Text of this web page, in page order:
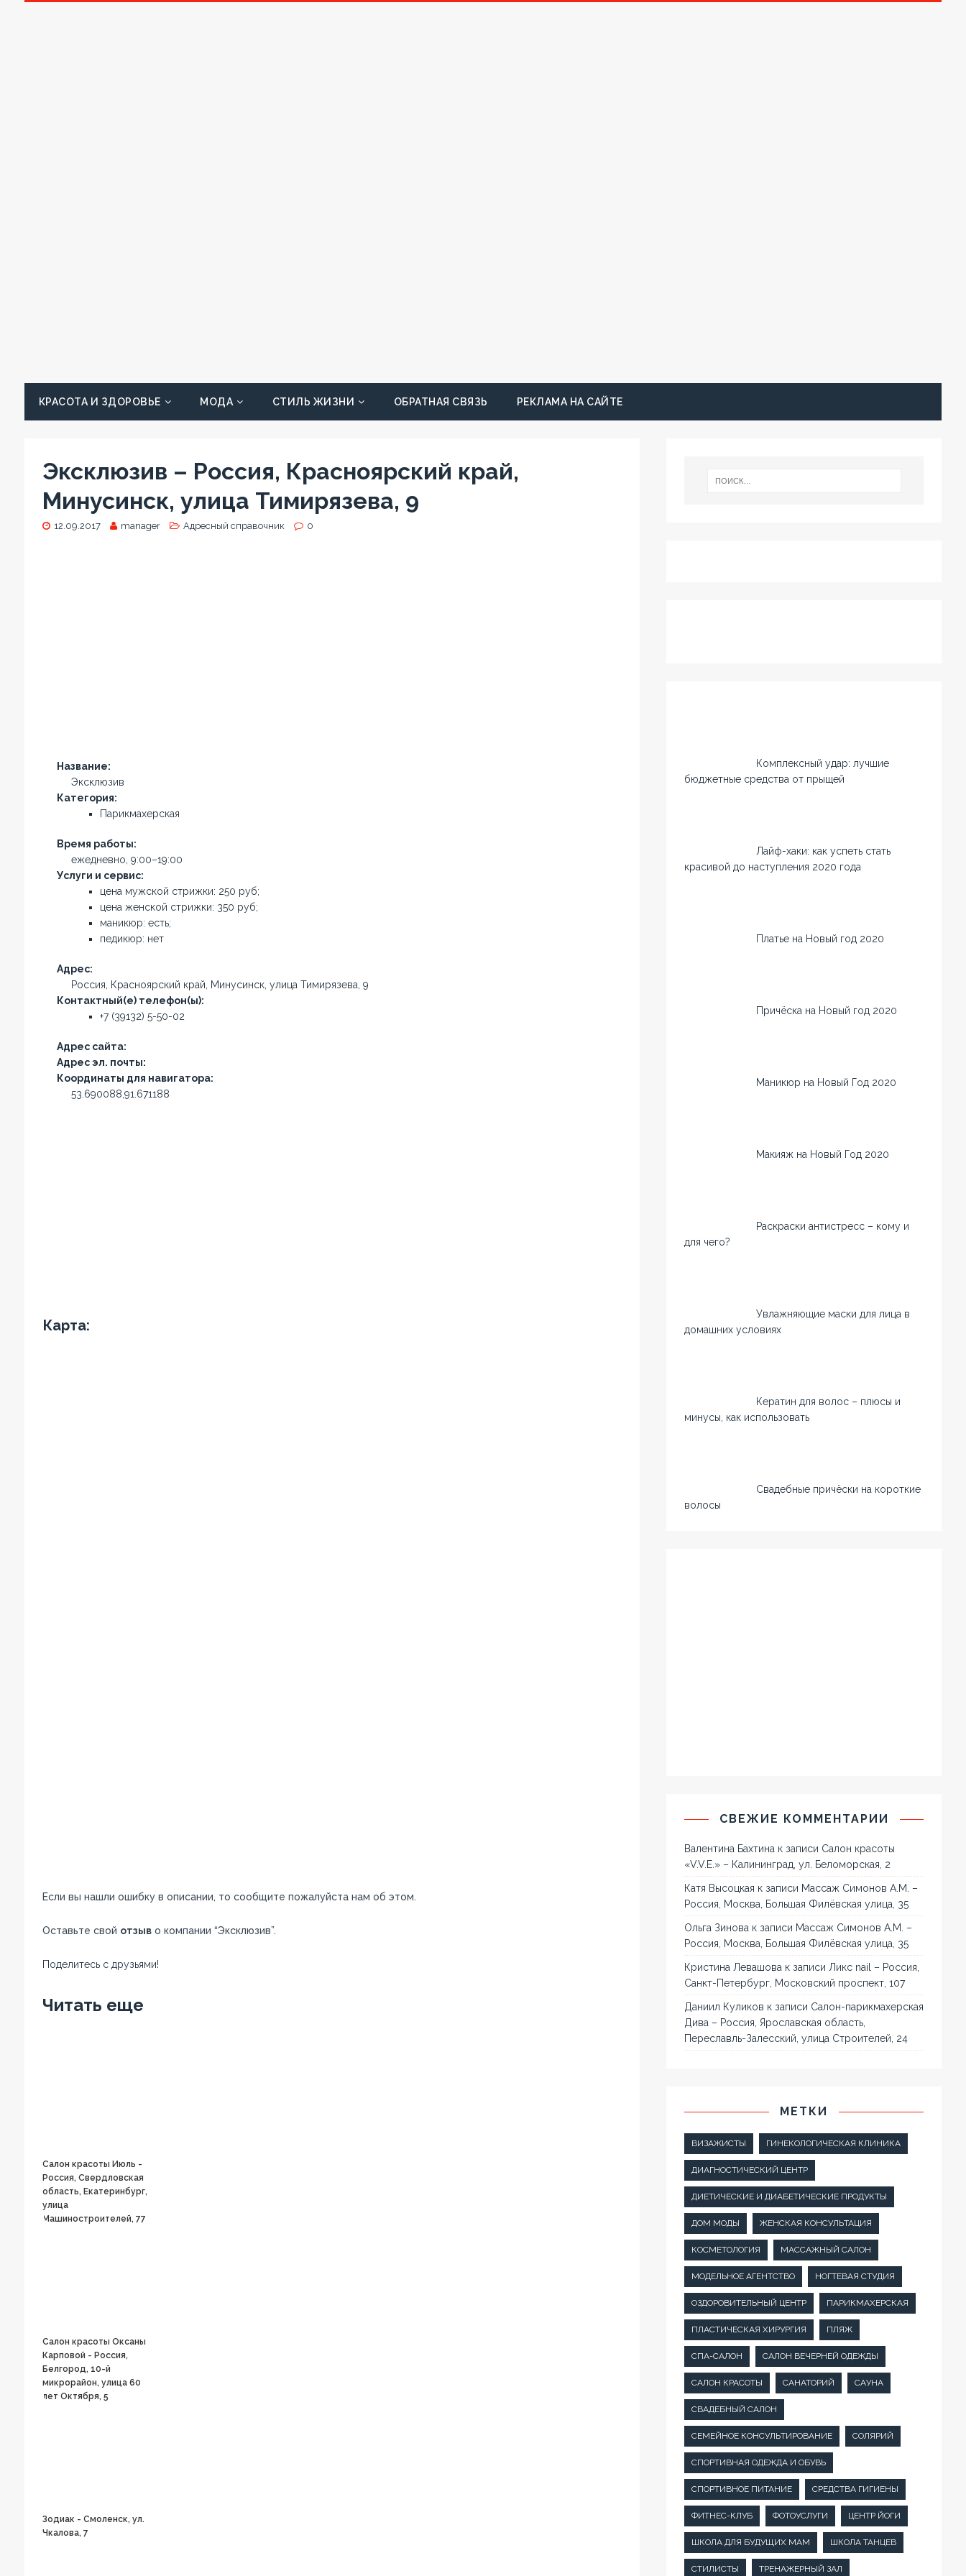
КРАСОТА И ЗДОРОВЬЕ МОДА СТИЛЬ ЖИЗНИ ОБРАТНАЯ СВЯЗЬ РЕКЛАМА НА САЙТЕ
Эксклюзив – Россия, Красноярский край,
Минусинск, улица Тимирязева, 9
12.09.2017 manager Адресный справочник 0
Название:
Эксклюзив
Категория:
Парикмахерская
Время работы:
ежедневно, 9:00–19:00
Услуги и сервис:
цена мужской стрижки: 250 руб;
цена женской стрижки: 350 руб;
маникюр: есть;
педикюр: нет
Адрес:
Россия, Красноярский край, Минусинск, улица Тимирязева, 9
Контактный(е) телефон(ы):
+7 (39132) 5-50-02
Адрес сайта:
Адрес эл. почты:
Координаты для навигатора:
53.690088,91.671188
Карта:
Если вы нашли ошибку в описании, то сообщите пожалуйста нам об этом.
Оставьте свой отзыво компании “Эксклюзив”.
Поделитесь с друзьями!
Читать еще
Салон красоты Июль -
Россия, Свердловская
область, Екатеринбург,
улица
Машиностроителей, 77
Салон красоты Оксаны
Карповой - Россия,
Белгород, 10-й
микрорайон, улица 60
лет Октября, 5
Зодиак - Смоленск, ул.
Чкалова, 7
Комплексный удар: лучшие
бюджетные средства от прыщей
Лайф-хаки: как успеть стать
красивой до наступления 2020 года
Платье на Новый год 2020
Причёска на Новый год 2020
Маникюр на Новый Год 2020
Макияж на Новый Год 2020
Раскраски антистресс – кому и
для чего?
Увлажняющие маски для лица в
домашних условиях
Кератин для волос – плюсы и
минусы, как использовать
Свадебные причёски на короткие
волосы
СВЕЖИЕ КОММЕНТАРИИ
Валентина Бахтина к записи Салон красоты
«V.V.E.» – Калининград, ул. Беломорская, 2
Катя Высоцкая к записи Массаж Симонов А.М. –
Россия, Москва, Большая Филёвская улица, 35
Ольга Зинова к записи Массаж Симонов А.М. –
Россия, Москва, Большая Филёвская улица, 35
Кристина Левашова к записиЛикс nail – Россия,
Санкт-Петербург, Московский проспект, 107
Даниил Куликов к записи Салон-парикмахерская
Дива – Россия, Ярославская область,
Переславль-Залесский, улица Строителей, 24
МЕТКИ
ВИЗАЖИСТЫ ГИНЕКОЛОГИЧЕСКАЯ КЛИНИКА
ДИАГНОСТИЧЕСКИЙ ЦЕНТР
ДИЕТИЧЕСКИЕ И ДИАБЕТИЧЕСКИЕ ПРОДУКТЫ
ДОМ МОДЫ ЖЕНСКАЯ КОНСУЛЬТАЦИЯ
КОСМЕТОЛОГИЯ МАССАЖНЫЙ САЛОН
МОДЕЛЬНОЕ АГЕНТСТВО НОГТЕВАЯ СТУДИЯ
ОЗДОРОВИТЕЛЬНЫЙ ЦЕНТР ПАРИКМАХЕРСКАЯ
ПЛАСТИЧЕСКАЯ ХИРУРГИЯ ПЛЯЖ
СПА-САЛОН САЛОН ВЕЧЕРНЕЙ ОДЕЖДЫ
САЛОН КРАСОТЫ САНАТОРИЙ САУНА
СВАДЕБНЫЙ САЛОН
СЕМЕЙНОЕ КОНСУЛЬТИРОВАНИЕ СОЛЯРИЙ
СПОРТИВНАЯ ОДЕЖДА И ОБУВЬ
СПОРТИВНОЕ ПИТАНИЕ СРЕДСТВА ГИГИЕНЫ
ФИТНЕС-КЛУБ ФОТОУСЛУГИ ЦЕНТР ЙОГИ
ШКОЛА ДЛЯ БУДУЩИХ МАМ ШКОЛА ТАНЦЕВ
СТИЛИСТЫ ТРЕНАЖЕРНЫЙ ЗАЛ